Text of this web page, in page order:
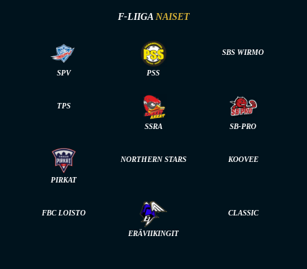
F-LIIGA NAISET
SPV PSS
SBS WIRMO
TPS
SSRA SB-PRO
PIRKAT
NORTHERN STARS KOOVEE
FBC LOISTO
ERÄVIIKINGIT
CLASSIC